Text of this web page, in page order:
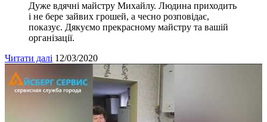
Дуже вдячні майстру Михайлу. Людина приходить
і не бере зайвих грошей, а чесно розповідає,
показує. Дякуємо прекрасному майстру та вашій
організації.
Читати далі 12/03/2020